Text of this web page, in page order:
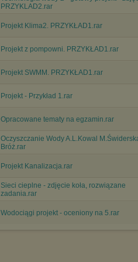
PRZYKLAD2.rar
Projekt Klima2. PRZYKŁAD1.rar
Projekt z pompowni. PRZYKŁAD1.rar
Projekt SWMM. PRZYKŁAD1.rar
Projekt - Przykład 1.rar
Opracowane tematy na egzamin.rar
Oczyszczanie Wody A.L.Kowal
Bróż.rar
Projekt Kanalizacja.rar
Sieci cieplne - zdjęcie koła, rozwiązane
zadania.rar
Wodociągi projekt - oceniony na 5.rar